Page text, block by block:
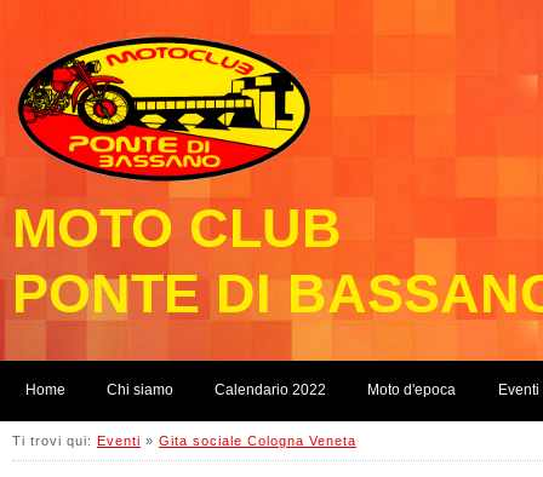
MOTO CLUB
PONTE DI
Home Chi siamo Calendario 2022 Moto d'epoca Eventi
Ti trovi qui: Eventi » Gita sociale Cologna Veneta